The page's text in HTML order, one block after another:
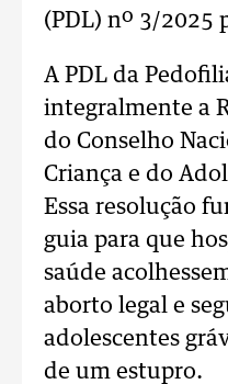
(PDL) nº 3/2025
A PDL da
integralmente a
do Conselho
Criança e do
Essa resolução
guia para que
saúde
aborto legal e
adolescentes
de um estupro.